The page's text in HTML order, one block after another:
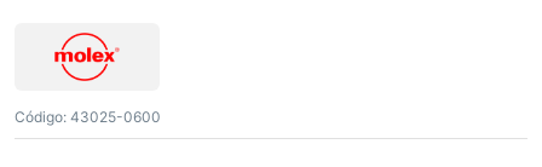
Código: 43025-0600